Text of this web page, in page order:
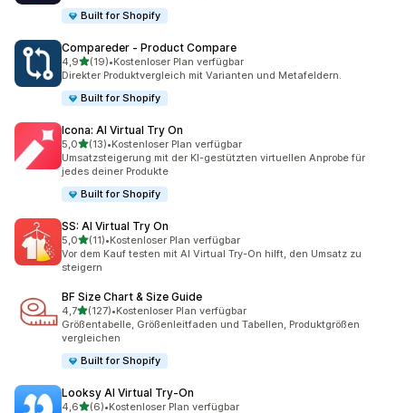
Built for Shopify
Compareder ‑ Product Compare
4,9von 5 Sternen
(19)
19 Rezensionen insgesamt
•Kostenloser Plan verfügbar
Direkter Produktvergleich mit Varianten und Metafeldern.
Built for Shopify
Icona: AI Virtual Try On
5,0von 5 Sternen
(13)
13 Rezensionen insgesamt
•Kostenloser Plan verfügbar
Umsatzsteigerung mit der KI-gestützten virtuellen Anprobe für
jedes deiner Produkte
Built for Shopify
SS: AI Virtual Try On
5,0von 5 Sternen
(11)
11 Rezensionen insgesamt
•Kostenloser Plan verfügbar
Vor dem Kauf testen mit AI Virtual Try-On hilft, den Umsatz zu
steigern
BF Size Chart & Size Guide
4,7von 5 Sternen
(127)
127 Rezensionen insgesamt
•Kostenloser Plan verfügbar
Größentabelle, Größenleitfaden und Tabellen, Produktgrößen
vergleichen
Built for Shopify
Looksy AI Virtual Try‑On
4,6von 5 Sternen
(6)•Kostenloser Plan verfügbar